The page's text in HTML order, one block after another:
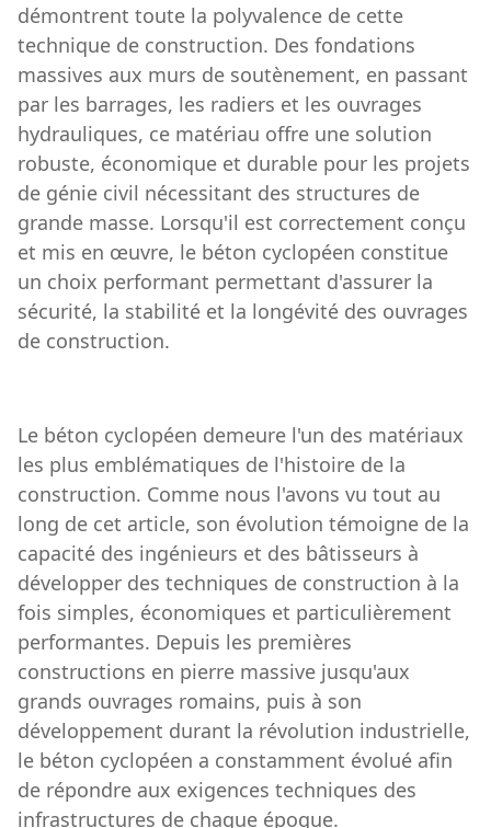
démontrent toute la polyvalence de cette
technique de construction. Des fondations
massives aux murs de soutènement, en passant
par les barrages, les radiers et les ouvrages
hydrauliques, ce matériau offre une solution
robuste, économique et durable pour les projets
de génie civil nécessitant des structures de
grande masse. Lorsqu'il est correctement conçu
et mis en œuvre, le béton cyclopéen constitue
un choix performant permettant d'assurer la
sécurité, la stabilité et la longévité des ouvrages
de construction.
Le béton cyclopéen demeure l'un des matériaux
les plus emblématiques de l'histoire de la
construction. Comme nous l'avons vu tout au
long de cet article, son évolution témoigne de la
capacité des ingénieurs et des bâtisseurs à
développer des techniques de construction à la
fois simples, économiques et particulièrement
performantes. Depuis les premières
constructions en pierre massive jusqu'aux
grands ouvrages romains, puis à son
développement durant la révolution industrielle,
le béton cyclopéen a constamment évolué afin
de répondre aux exigences techniques des
infrastructures de chaque époque.